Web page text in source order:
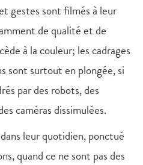
gestes sont filmés à leur
de qualité et de
à la couleur; les cadrages
sont surtout en plongée, si
par des robots, des
caméras dissimulées.
leur quotidien, ponctué
quand ce ne sont pas des